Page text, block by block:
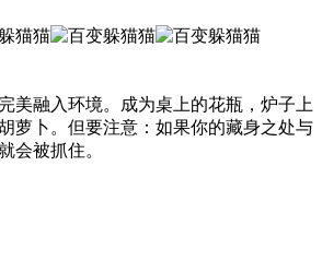
美融入环境。成为桌上的花瓶，炉子上
萝卜。但要注意：如果你的藏身之处与
会被抓住。